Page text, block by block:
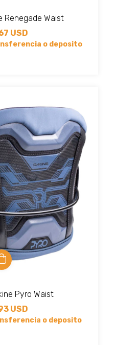
Renegade Waist
USD
o deposito
Pyro Waist
USD
o deposito